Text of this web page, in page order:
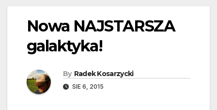
Nowa NAJSTARSZA
galaktyka!
By Radek Kosarzycki
SIE 6, 2015